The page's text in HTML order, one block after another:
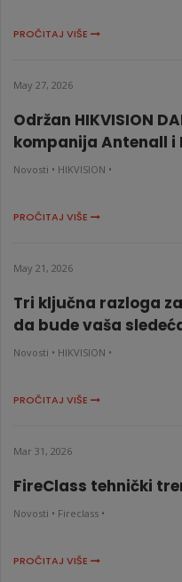
PROČITAJ VIŠE
May 27, 2026
Održan HIKVISION
kompanija Antenall i
Novosti • HIKVISION •
PROČITAJ VIŠE
May 21, 2026
Tri ključna razloga
da bude vaša
Novosti • HIKVISION •
PROČITAJ VIŠE
Mar 31, 2026
FireClass tehnički
Novosti • Fireclass •
PROČITAJ VIŠE